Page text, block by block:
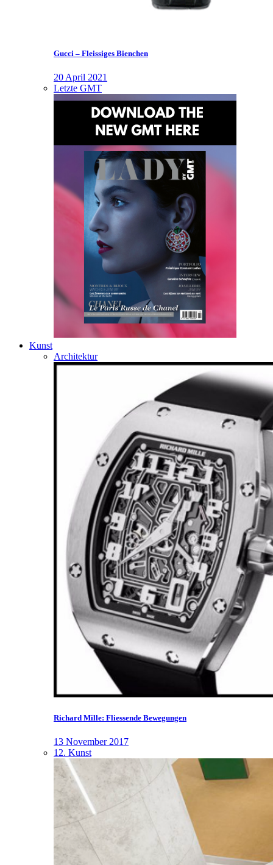
Gucci – Fleissiges Bienchen
20 April 2021
Letzte GMT
Kunst
Architektur
Richard Mille: Fliessende Bewegungen
13 November 2017
12. Kunst